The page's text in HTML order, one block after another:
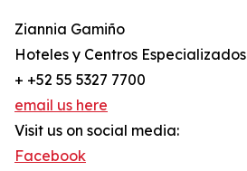
Ziannia Gamiño
Hoteles y Centros Especializados
+ +52 55 5327 7700
email us here
Visit us on social media:
Facebook